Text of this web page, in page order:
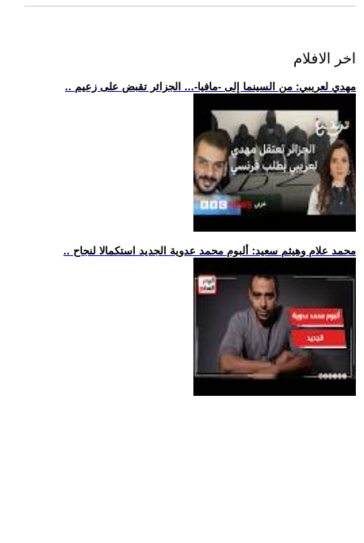
اخر الافلام
.. مهدي لعريبي: من السينما إلى -مافيا-... الجزائر تقبض على زعيم
.. محمد علام وهيثم سعيد: ألبوم محمد عدوية الجديد استكمالا لنجاح